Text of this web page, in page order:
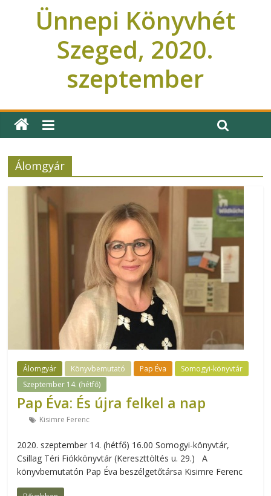
Ünnepi Könyvhét
Szeged, 2020.
szeptember
Álomgyár
Álomgyár Könyvbemutató Pap Éva
Somogyi-könyvtár
Szeptember 14. (hétfő)
Pap Éva: És újra felkel a nap
Kisimre Ferenc
2020. szeptember 14. (hétfő) 16.00 Somogyi-könyvtár,
Csillag Téri Fiókkönyvtár (Kereszttöltés u. 29.) A
könyvbemutatón Pap Éva beszélgetőtársa Kisimre Ferenc